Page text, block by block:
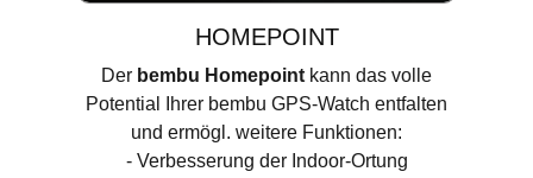
HOMEPOINT
Der bembu Homepoint kann das volle
Potential Ihrer bembu GPS-Watch entfalten
und ermögl. weitere Funktionen:
- Verbesserung der Indoor-Ortung